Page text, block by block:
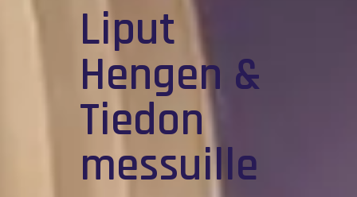
Liput
Hengen &
Tiedon
messuille